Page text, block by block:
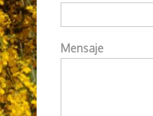
Mensaje